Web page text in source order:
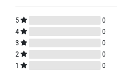
5
0
4
0
3
0
2
0
1
0